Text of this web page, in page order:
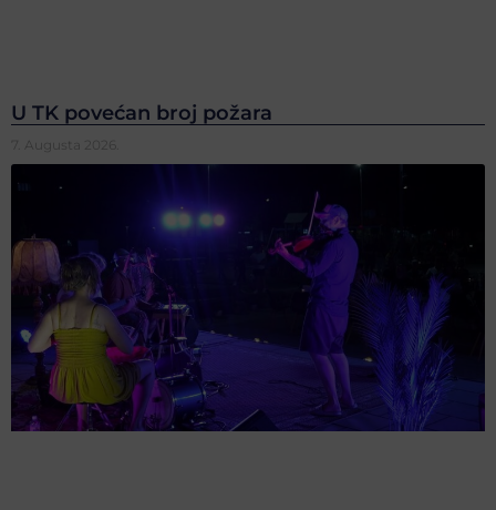
U TK povećan broj požara
7. Augusta 2026.